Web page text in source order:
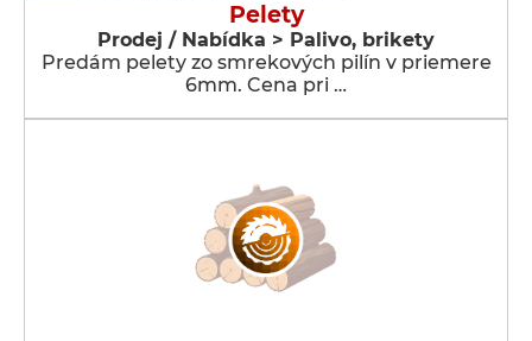
Pelety
Prodej / Nabídka > Palivo, brikety
Predám pelety zo smrekových pilín v priemere
6mm. Cena pri …